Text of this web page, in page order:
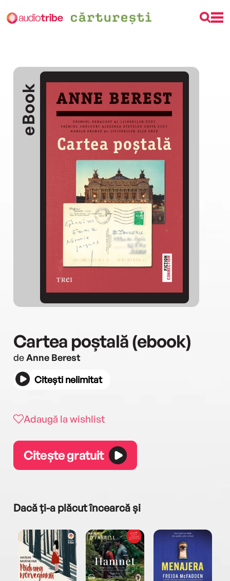
eBook
Cartea poștală (ebook)
deAnne Berest
Citești nelimitat
Adaugă la wishlist
Citește gratuit
Dacă ți-a plăcut încearcă și